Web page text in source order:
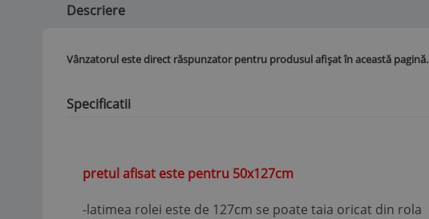
Descriere
Vânzatorul este direct răspunzator pentru produsul afișat în această pagină.
Specificatii
pretul afisat este pentru 50x127cm
-latimea rolei este de 127cm se poate taia oricat din rola